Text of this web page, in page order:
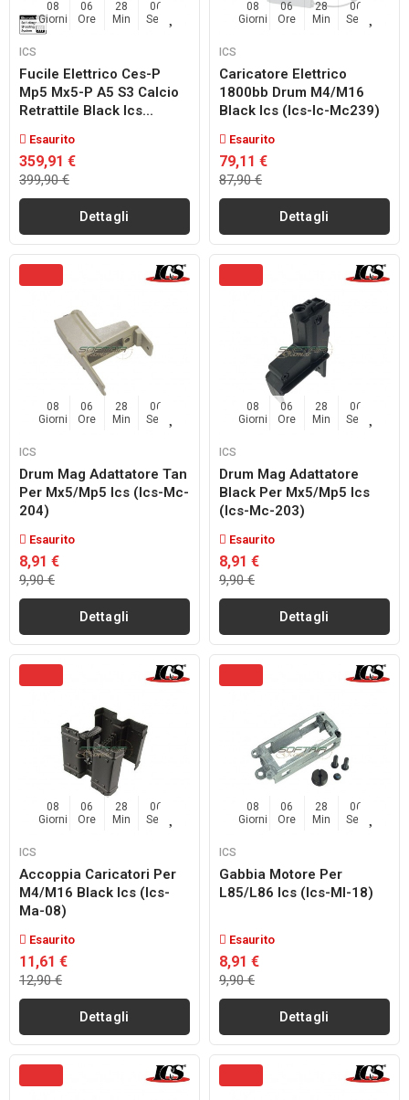
08
Giorni
06
Ore
28
Min
04
Sec
ICS
Fucile Elettrico Ces-P
Mp5 Mx5-P A5 S3 Calcio
Retrattile Black Ics...
Esaurito
359,91 €
399,90 €
Dettagli
08
Giorni
06
Ore
28
Min
04
Sec
ICS
Caricatore Elettrico
1800bb Drum M4/m16
Black Ics (ics-Ic-Mc239)
Esaurito
79,11 €
87,90 €
Dettagli
08
Giorni
06
Ore
28
Min
04
Sec
ICS
Drum Mag Adattatore Tan
Per Mx5/mp5 Ics (ics-Mc-
204)
Esaurito
8,91 €
9,90 €
Dettagli
08
Giorni
06
Ore
28
Min
04
Sec
ICS
Drum Mag Adattatore
Black Per Mx5/mp5 Ics
(ics-Mc-203)
Esaurito
8,91 €
9,90 €
Dettagli
08
Giorni
06
Ore
28
Min
04
Sec
ICS
Accoppia Caricatori Per
M4/m16 Black Ics (ics-
Ma-08)
Esaurito
11,61 €
12,90 €
Dettagli
08
Giorni
06
Ore
28
Min
04
Sec
ICS
Gabbia Motore Per
L85/l86 Ics (ics-Ml-18)
Esaurito
8,91 €
9,90 €
Dettagli